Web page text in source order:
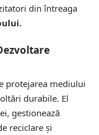
din întreaga
protejarea mediului
durabile. El
gestionează
reciclare și